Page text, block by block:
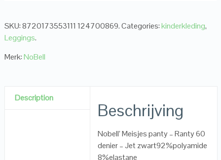
SKU:8720173553111 124700869.Categories:kinderkleding,
Leggings.
Merk:NoBell
Description
Beschrijving
Nobell’ Meisjes panty – Ranty 60
denier – Jet zwart92%polyamide
8%elastane